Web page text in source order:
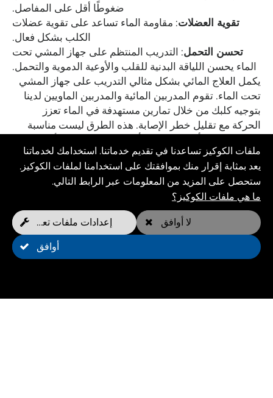
ضغوطًا أقل على المفاصل.
تقوية العضلات: مقاومة الماء تساعد على تقوية عضلات
الكلب بشكل فعال.
تحسن التحمل: التدريب المنتظم على جهاز المشي تحت
الماء يحسن اللياقة البدنية للقلب والأوعية الدموية والتحمل.
يكمل العلاج المائي بشكل مثالي التدريب على جهاز المشي
تحت الماء. تقوم المدربين المائية والمدربين الماويين لدينا
بتوجيه كلبك من خلال تمارين مستهدفة في الماء تعزز
الحركة مع تقليل خطر الإصابة. هذه الطرق ليست مناسبة
ممتازة للوقاية.
ملفات الكوكيز تساعدنا في تقديم خدماتنا. استخدامك لخدماتنا
يعد بمثابة إقرار منك بموافقتك على استخدامنا لملفات الكوكيز.
ستحصل على المزيد من المعلومات عبر الرابط التالي.
ما هي ملفات الكوكيز؟
لا أوافق إعدادات ملفات تعريف الارتباط
أوافق